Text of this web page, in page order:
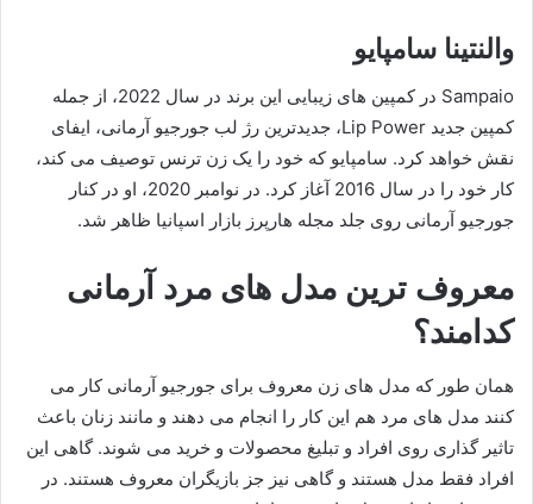
والنتینا سامپایو
Sampaio در کمپین های زیبایی این برند در سال 2022، از جمله
کمپین جدید Lip Power، جدیدترین رژ لب جورجیو آرمانی، ایفای
نقش خواهد کرد. سامپایو که خود را یک زن ترنس توصیف می کند،
کار خود را در سال 2016 آغاز کرد. در نوامبر 2020، او در کنار
جورجیو آرمانی روی جلد مجله هارپرز بازار اسپانیا ظاهر شد.
معروف ترین مدل های مرد آرمانی
کدامند؟
همان طور که مدل های زن معروف برای جورجیو آرمانی کار می
کنند مدل های مرد هم این کار را انجام می دهند و مانند زنان باعث
تاثیر گذاری روی افراد و تبلیغ محصولات و خرید می شوند. گاهی این
افراد فقط مدل هستند و گاهی نیز جز بازیگران معروف هستند. در